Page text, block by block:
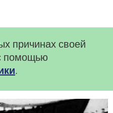
причинах своей
помощью
.